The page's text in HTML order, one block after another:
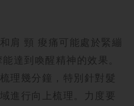
肩 頸 痠痛可能處於緊繃
達到喚醒精神的效果。
理幾分鐘，特別針對髮
進行向上梳理。力度要